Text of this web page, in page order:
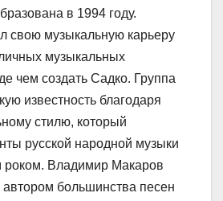
в 1994 году.
свою музыкальную карьеру
музыкальных
чем создать Садко. Группа
известность благодаря
стилю, который
русской народной музыки
Владимир Макаров
автором большинства песен